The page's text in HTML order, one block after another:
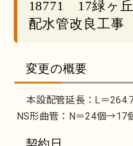
18771 17緑ヶ
配水管改良工
変更の概要
本設配管延長：L＝
NS形曲管：N＝24個→17